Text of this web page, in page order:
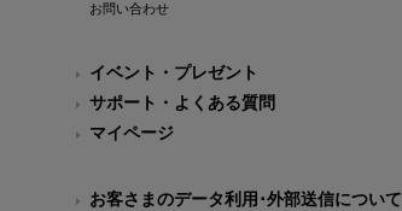
お問い合わせ
イベント・プレゼント
サポート・よくある質問
マイページ
お客さまのデータ利用･外部送信について